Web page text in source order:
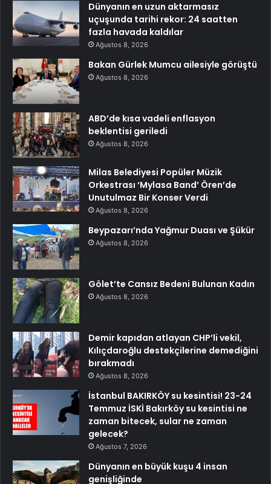
Dünyanın en uzun aktarmasız
uçuşunda tarihi rekor: 24 saatten
fazla havada kaldılar
Ağustos 8, 2026
Bakan Gürlek Mumcu ailesiyle görüştü
Ağustos 8, 2026
ABD’de kısa vadeli enflasyon
beklentisi geriledi
Ağustos 8, 2026
Milas Belediyesi Popüler Müzik
Orkestrası ‘Mylasa Band’ Ören’de
Unutulmaz Bir Konser Verdi
Ağustos 8, 2026
Beypazarı’nda Yağmur Duası ve Şükür
Ağustos 8, 2026
Gölet’te Cansız Bedeni Bulunan Kadın
Ağustos 8, 2026
Demir kapıdan atlayan CHP’li vekil,
Kılıçdaroğlu destekçilerine demediğini
bırakmadı
Ağustos 8, 2026
İstanbul BAKIRKÖY su kesintisi! 23-24
Temmuz İSKİ Bakırköy su kesintisi ne
zaman bitecek, sular ne zaman
gelecek?
Ağustos 7, 2026
Dünyanın en büyük kuşu 4 insan
genişliğinde